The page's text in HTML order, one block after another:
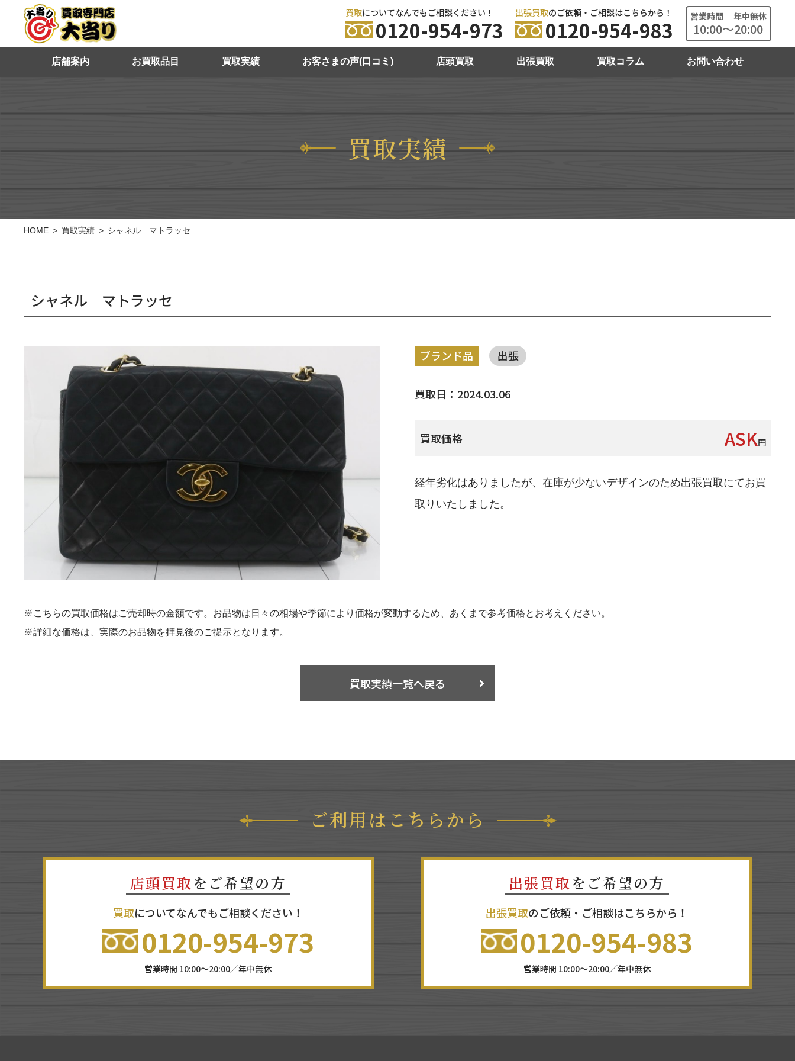
買取についてなんでもご相談ください！
0120-954-973
出張買取のご依頼・ご相談はこちらから！
0120-954-983
営業時間 年中無休
10:00～20:00
店舗案内 お買取品目 買取実績 お客さまの声(口コミ) 店頭買取 出張買取 買取コラム お問い合わせ
買取実績
HOME 買取実績 シャネル マトラッセ
シャネル マトラッセ
ブランド品 出張
買取日：2024.03.06
買取価格 ASK円
経年劣化はありましたが、在庫が少ないデザインのため出張買取にてお買
取りいたしました。
※こちらの買取価格はご売却時の金額です。お品物は日々の相場や季節により価格が変動するため、あくまで参考価格とお考えください。
※詳細な価格は、実際のお品物を拝見後のご提示となります。
買取実績一覧へ戻る
ご利用はこちらから
店頭買取をご希望の方
買取についてなんでもご相談ください！
0120-954-973
営業時間 10:00～20:00／年中無休
出張買取をご希望の方
出張買取のご依頼・ご相談はこちらから！
0120-954-983
営業時間 10:00～20:00／年中無休